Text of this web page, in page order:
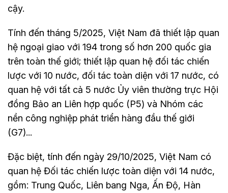
cậy.
Tính đến tháng 5/2025, Việt Nam đã thiết lập quan
hệ ngoại giao với 194 trong số hơn 200 quốc gia
trên toàn thế giới; thiết lập quan hệ đối tác chiến
lược với 10 nước, đối tác toàn diện với 17 nước, có
quan hệ với tất cả 5 nước Ủy viên thường trực Hội
đồng Bảo an Liên hợp quốc (P5) và Nhóm các
nền công nghiệp phát triển hàng đầu thế giới
(G7)...
Đặc biệt, tính đến ngày 29/10/2025, Việt Nam có
quan hệ Đối tác chiến lược toàn diện với 14 nước,
gồm: Trung Quốc, Liên bang Nga, Ấn Độ, Hàn